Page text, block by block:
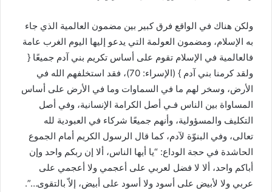
ولكن هناك في الواقع فرق كبير بين مضمون العالمية الذي جاء
به الإسلام، ومضمون العولمة التي يدعو إليها اليوم الغرب عامة
فالعالمية في الإسلام تقوم على أساس تكريم بني آدم جميعًا {
ولقد كرمنا بني آدم } (الإسراء: 70)، فقد استخلفهم الله في
الأرض، وسخر لهم ما في السماوات وما في الأرض على أساس
المساواة بين الناس فـي أصل الكرامة الإنسانية، وفي أصل
التكليف والمسؤولية، وأنهم جميعًا شركاء في العبودية لله
تعالى، وفي البنوّة لآدم، كما قال الرسول الكريم أمام الجموع
الحاشدة في حجة الوداع: “يا أيها الناس، ألا إن ربكم واحد وإن
أباكم واحد، ألا لا فضل لعربي على أعجمي ولا أعجمي على
عربي ولا لأبيض على أسود ولا أسود على أبيض، إلاّ بالتقوى…”.